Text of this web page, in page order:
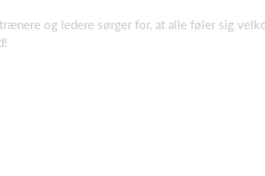
og ledere sørger for, at alle føler sig